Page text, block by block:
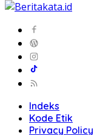
Indeks
Kode Etik
Privacy Policy